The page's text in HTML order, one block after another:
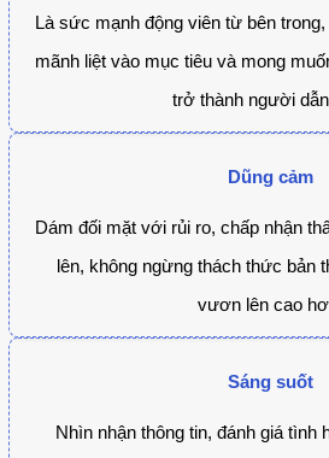
Là sức mạnh động viên từ bên
mãnh liệt vào mục tiêu và mong
trở thành người
Dũng cảm
Dám đối mặt với rủi ro, chấp nhận
lên, không ngừng thách thức bản
vươn lên cao
Sáng suốt
Nhìn nhận thông tin, đánh giá tình